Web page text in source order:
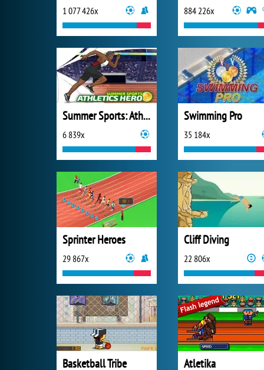
1 077 426x 884 226x
Summer Sports: Athletics Hero
6 839x
Swimming Pro
35 184x
Sprinter Heroes
29 867x
Cliff Diving
22 806x
Basketball Tribe Atletika